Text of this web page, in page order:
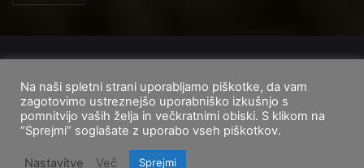
Domov
O nas Cenik storitev Pogoji uporabe
FacebookInstagram
TikTok
Na naši spletni strani uporabljamo piškotke, da vam
zagotovimo ustreznejšo uporabniško izkušnjo s
pomnitvijo vaših želja in večkratnimi obiski. S klikom na
“Sprejmi” soglašate z uporabo vseh piškotkov.
Nastavitve Več Sprejmi